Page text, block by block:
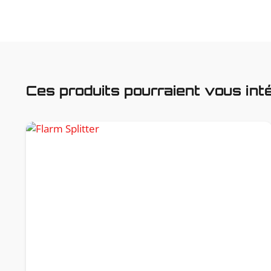
Ces produits pourraient vous